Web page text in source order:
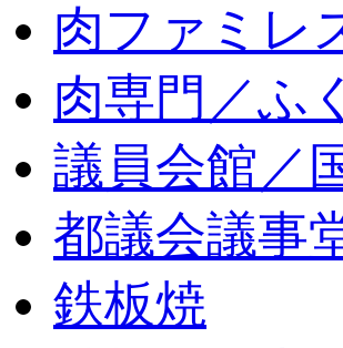
肉ファミレ
肉専門／ふ
議員会館／
都議会議事
鉄板焼